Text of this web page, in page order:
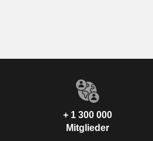
+ 1 300 000
Mitglieder